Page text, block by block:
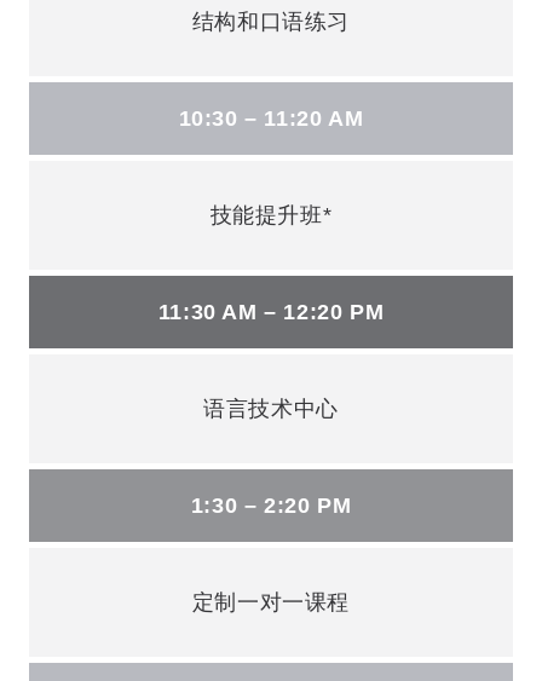
结构和口语练习
10:30 – 11:20 AM
技能提升班*
11:30 AM – 12:20 PM
语言技术中心
1:30 – 2:20 PM
定制一对一课程